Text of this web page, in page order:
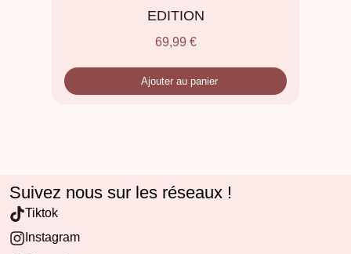
EDITION
69,99 €
Ajouter au panier
Suivez nous sur les réseaux !
Tiktok
Instagram